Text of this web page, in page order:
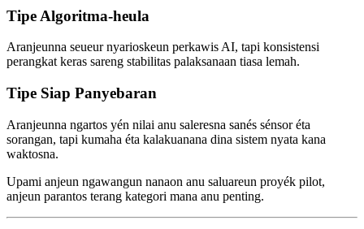
Tipe Algoritma-heula
Aranjeunna seueur nyarioskeun perkawis AI, tapi konsistensi
perangkat keras sareng stabilitas palaksanaan tiasa lemah.
Tipe Siap Panyebaran
Aranjeunna ngartos yén nilai anu saleresna sanés sénsor éta
sorangan, tapi kumaha éta kalakuanana dina sistem nyata kana
waktosna.
Upami anjeun ngawangun nanaon anu saluareun proyék pilot,
anjeun parantos terang kategori mana anu penting.